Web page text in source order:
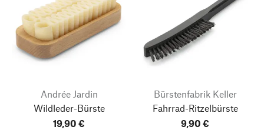
Andrée Jardin
Wildleder-Bürste
19,90 €
Bürstenfabrik Keller
Fahrrad-Ritzelbürste
9,90 €